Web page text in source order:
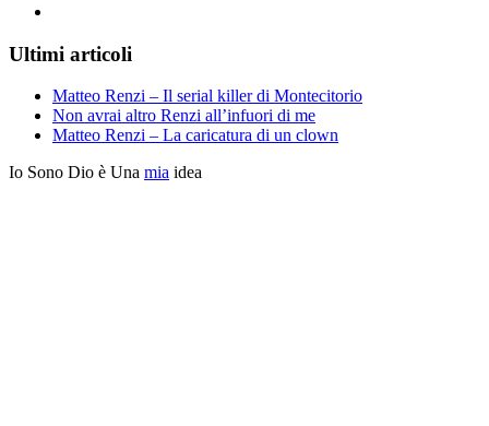
Ultimi articoli
Matteo Renzi – Il serial killer di Montecitorio
Non avrai altro Renzi all’infuori di me
Matteo Renzi – La caricatura di un clown
Io Sono Dio è Una mia idea